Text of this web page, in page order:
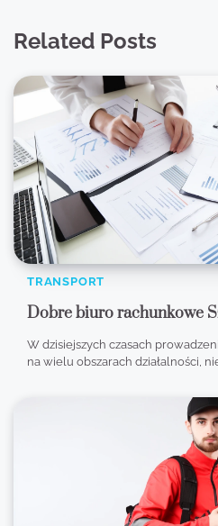
Related Posts
TRANSPORT
Dobre biuro rachunkowe
W dzisiejszych czasach
na wielu obszarach działalności,